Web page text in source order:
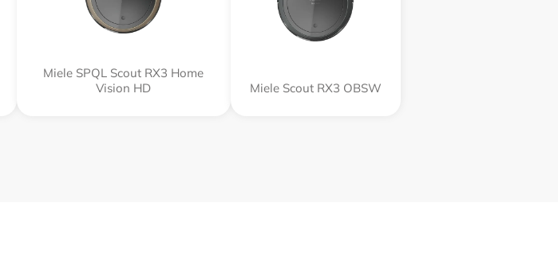
Miele SPQL Scout RX3 Home
Vision HD
Miele Scout RX3 OBSW